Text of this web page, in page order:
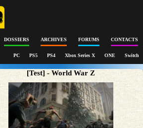
DOSSIERS ARCHIVES FORUMS CONTACTS
PC PS5 PS4 Xbox Series X ONE Switch
[Test] - World War Z